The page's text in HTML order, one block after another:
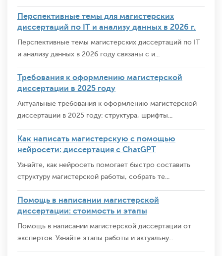
Перспективные темы для магистерских
диссертаций по IT и анализу данных в 2026 г.
Перспективные темы магистерских диссертаций по IT
и анализу данных в 2026 году связаны с и...
Требования к оформлению магистерской
диссертации в 2025 году
Актуальные требования к оформлению магистерской
диссертации в 2025 году: структура, шрифты...
Как написать магистерскую с помощью
нейросети: диссертация с ChatGPT
Узнайте, как нейросеть помогает быстро составить
структуру магистерской работы, собрать те...
Помощь в написании магистерской
диссертации: стоимость и этапы
Помощь в написании магистерской диссертации от
экспертов. Узнайте этапы работы и актуальну...